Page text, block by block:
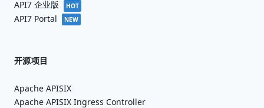
API7 企业版 HOT
API7 Portal NEW
开源项目
Apache APISIX
Apache APISIX Ingress Controller